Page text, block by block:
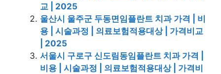
교 | 2025
울산시 울주군 두동면임플란트 치과 가격 | 비
용 | 시술과정 | 의료보험적용대상 | 가격비교
| 2025
서울시 구로구 신도림동임플란트 치과 가격 |
비용 | 시술과정 | 의료보험적용대상 | 가격비